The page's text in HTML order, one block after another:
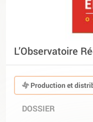
L’Observatoire
Production et
DOSSIER